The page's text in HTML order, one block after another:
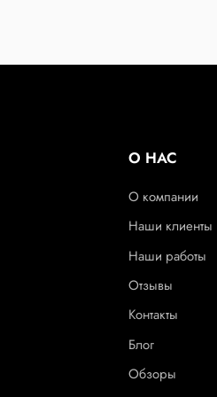
О НАС
О компании
Наши клиенты
Наши работы
Отзывы
Контакты
Блог
Обзоры